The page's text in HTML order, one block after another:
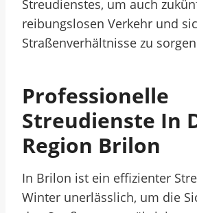
Streudienstes, um auch
reibungslosen Verkehr und
Straßenverhältnisse zu
Professionelle
Streudienste In
Region Brilon
In Brilon ist ein effizienter
Winter unerlässlich, um die